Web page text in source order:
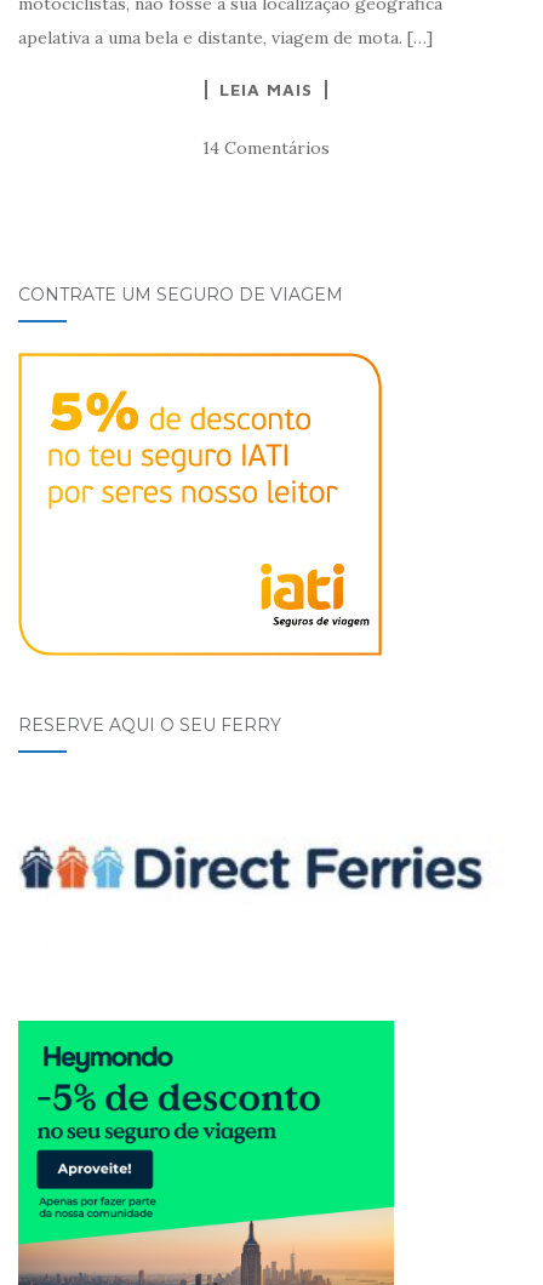
apelativa a uma bela e distante, viagem de mota. […]
LEIA MAIS
14 Comentários
CONTRATE UM SEGURO DE VIAGEM
RESERVE AQUI O SEU FERRY